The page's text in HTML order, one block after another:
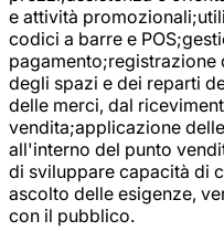
e attività
codici a barre e
degli spazi e dei reparti
delle merci, dal
vendita;applicazione
all'interno del punto
di sviluppare capacità di
ascolto delle esigenze,
con il pubblico.